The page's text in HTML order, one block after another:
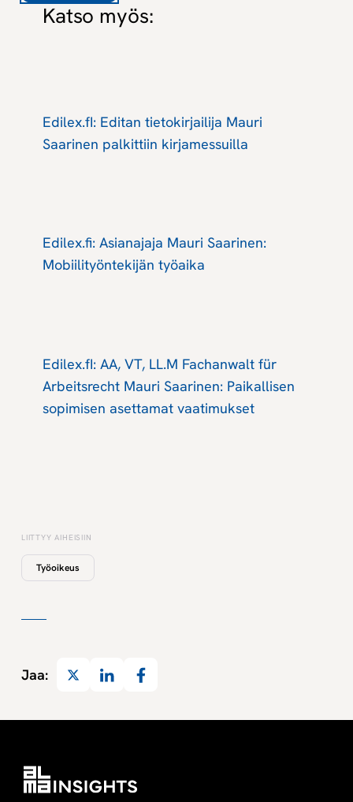
Katso myös:
Edilex.fI: Editan tietokirjailija Mauri
Saarinen palkittiin kirjamessuilla
Edilex.fi: Asianajaja Mauri Saarinen:
Mobiilityöntekijän työaika
Edilex.fI: AA, VT, LL.M Fachanwalt für
Arbeitsrecht Mauri Saarinen: Paikallisen
sopimisen asettamat vaatimukset
LIITTYY AIHEISIIN
Työoikeus
Jaa: Twitter LinkedIn